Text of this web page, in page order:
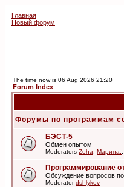
Главная
Новый форум
The time now is 06 Aug 2026 21:20
Forum Index
Форумы по программам
БЭСТ-5
Обмен опытом
Moderators Zoha Марина.
Программирование
Обсуждение вопросов
Moderatordshlykov